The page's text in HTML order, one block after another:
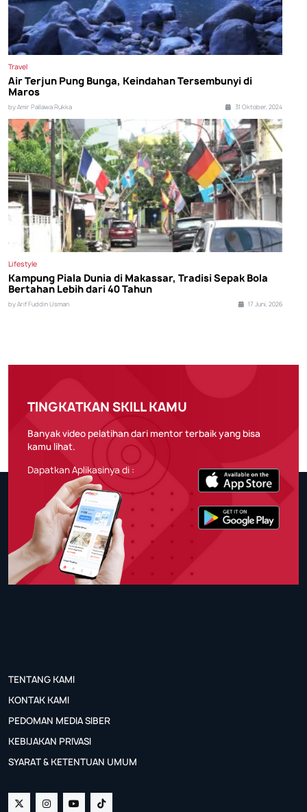
Travel
Air Terjun Pung Bunga, Keindahan Tersembunyi di
Maros
by Amir Pallawa Rukka 31 Oktober, 2024
Lifestyle
Kampung Piala Dunia di Makassar, Tradisi Sepak Bola
Bertahan Lebih dari 40 Tahun
by Arif Fuddin Usman 17 Juni, 2026
TINGKATKAN SKILL KAMU
Banyak video pelatihan dari mentor terbaik yang bisa
kamu lihat.
Dapatkan Aplikasinya di :
TENTANG KAMI
KONTAK KAMI
PEDOMAN MEDIA SIBER
KEBIJAKAN PRIVASI
SYARAT & KETENTUAN UMUM